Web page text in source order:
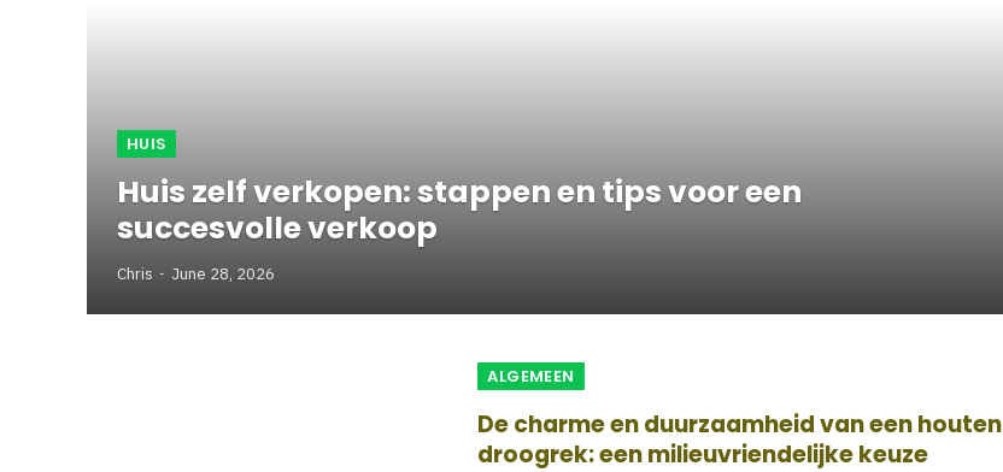
HUIS
Huis zelf verkopen: stappen en tips voor een
succesvolle verkoop
Chris June 28, 2026
ALGEMEEN
De charme en duurzaamheid van een houten
droogrek: een milieuvriendelijke keuze